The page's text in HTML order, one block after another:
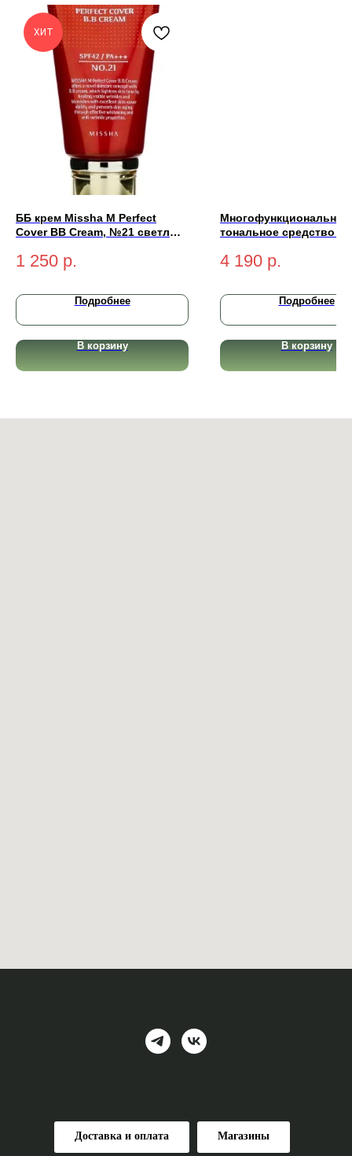
ХИТ
ББ крем Missha M Perfect
Cover BB Cream, №21 светлый
1 250 р.
Подробнее
В корзину
Многофункциональное
тональное средство
SPF50+ PA+++ (light-
4 190 р.
Подробнее
В корзину
Доставка и оплата Магазины